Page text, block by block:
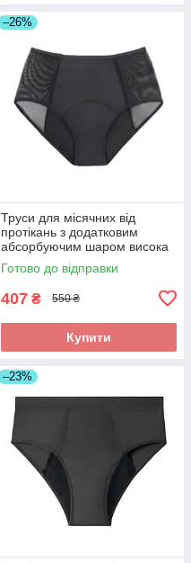
–26%
Труси для місячних від
протікань з додатковим
абсорбуючим шаром висока
посадка. Нейлонові
поглинаючі труси при
Готово до відправки
407 ₴ 550 ₴
Купити
–23%